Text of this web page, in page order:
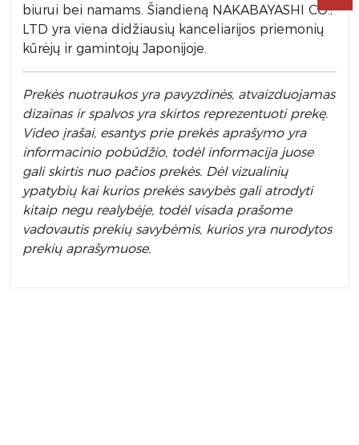
biurui bei namams. Šiandieną NAKABAYASHI CO.,
LTD yra viena didžiausių kanceliarijos priemonių
kūrėjų ir gamintojų Japonijoje.
Prekės nuotraukos yra pavyzdinės, atvaizduojamas
dizainas ir spalvos yra skirtos reprezentuoti prekę.
Video įrašai, esantys prie prekės aprašymo yra
informacinio pobūdžio, todėl informacija juose
gali skirtis nuo pačios prekės. Dėl vizualinių
ypatybių kai kurios prekės savybės gali atrodyti
kitaip negu realybėje, todėl visada prašome
vadovautis prekių savybėmis, kurios yra nurodytos
prekių aprašymuose.